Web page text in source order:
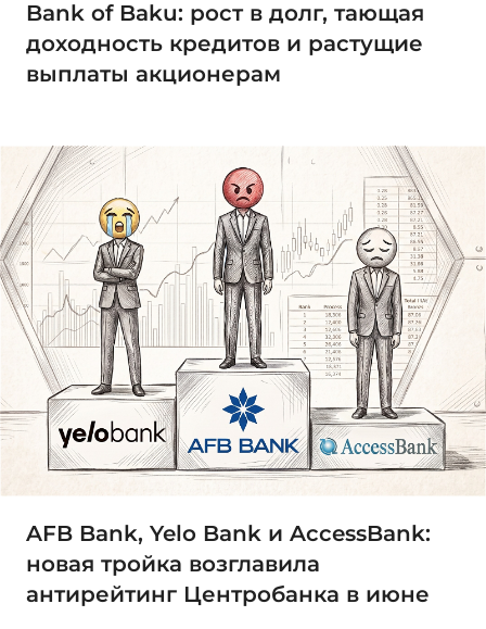
Bank of Baku: рост в долг, тающая
доходность кредитов и растущие
выплаты акционерам
AFB Bank, Yelo Bank и AccessBank:
новая тройка возглавила
антирейтинг Центробанка в июне